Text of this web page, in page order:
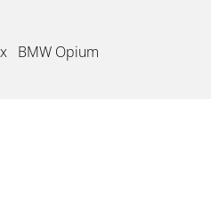
BMW Opium